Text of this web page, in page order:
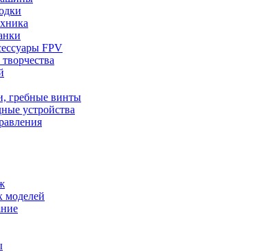
FPV
гребные винты
устройства
моделей